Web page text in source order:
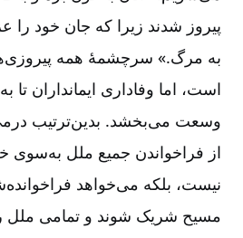
پیروز شدند زیرا که جان خود را
به مرگ.» سرچشمۀ همه
است، اما وفاداری ایمانداران تا
وسعت می‌‌بخشد. بدین‌‌ترتیب
از فراخواندن جمیع ملل به‌‌سوی
نیست، بلکه می‌‌خواهد
مسیح شریک شوند و تمامی ملل